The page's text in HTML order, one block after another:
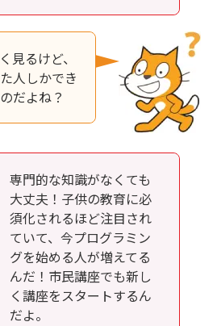
見るけど、
人しかでき
だよね？
専門的な知識がなくても
大丈夫！子供の教育に必
須化されるほど注目され
ていて、今プログラミン
グを始める人が増えてる
んだ！市民講座でも新し
く講座をスタートするん
だよ。